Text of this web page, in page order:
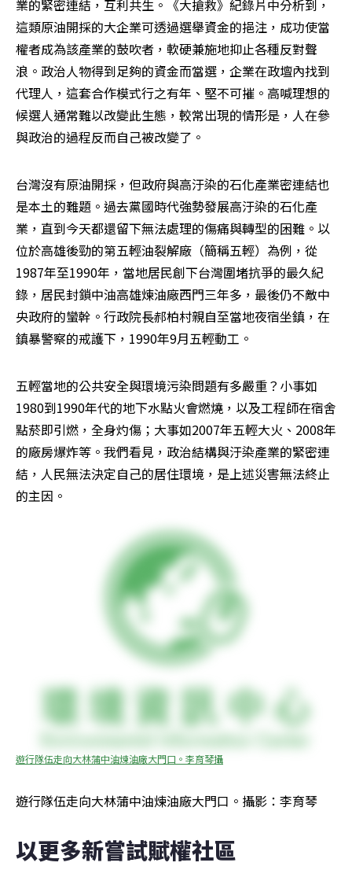
業的緊密連結，互利共生。《大搶救》紀錄片中分析到，
這類原油開採的大企業可透過選舉資金的挹注，成功使當
權者成為該產業的鼓吹者，軟硬兼施地抑止各種反對聲
浪。政治人物得到足夠的資金而當選，企業在政壇內找到
代理人，這套合作模式行之有年、堅不可摧。高喊理想的
候選人通常難以改變此生態，較常出現的情形是，人在參
與政治的過程反而自己被改變了。
台灣沒有原油開採，但政府與高汙染的石化產業密連結也
是本土的難題。過去黨國時代強勢發展高汙染的石化產
業，直到今天都還留下無法處理的傷痛與轉型的困難。以
位於高雄後勁的第五輕油裂解廠（簡稱五輕）為例，從
1987年至1990年，當地居民創下台灣圍堵抗爭的最久紀
錄，居民封鎖中油高雄煉油廠西門三年多，最後仍不敵中
央政府的蠻幹。行政院長郝柏村親自至當地夜宿坐鎮，在
鎮暴警察的戒護下，1990年9月五輕動工。
五輕當地的公共安全與環境污染問題有多嚴重？小事如
1980到1990年代的地下水點火會燃燒，以及工程師在宿舍
點菸即引燃，全身灼傷；大事如2007年五輕大火、2008年
的廠房爆炸等。我們看見，政治結構與汙染產業的緊密連
結，人民無法決定自己的居住環境，是上述災害無法終止
的主因。
遊行隊伍走向大林蒲中油煉油廠大門口。李育琴攝
遊行隊伍走向大林蒲中油煉油廠大門口。攝影：李育琴
以更多新嘗試賦權社區